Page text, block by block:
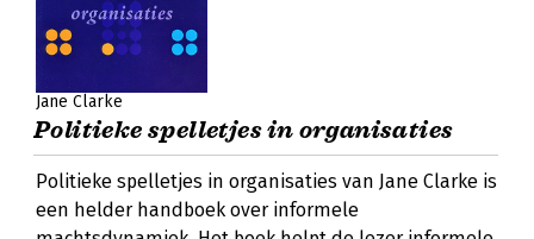
Jane Clarke
Politieke spelletjes in organisaties
Politieke spelletjes in organisaties van Jane Clarke is
een helder handboek over informele